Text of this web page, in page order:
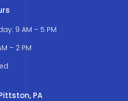
9 AM – 5 PM
– 2 PM
PA